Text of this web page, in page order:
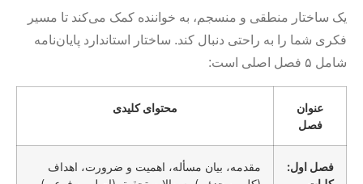
یک ساختار منطقی و منسجم، به خواننده کمک می‌کند تا مسیر
فکری شما را به راحتی دنبال کند. ساختار استاندارد پایان‌نامه
شامل ۵ فصل اصلی است:
عنوان
فصل
محتوای کلیدی
فصل اول:
مقدمه، بیان مسأله، اهمیت و ضرورت، اهداف